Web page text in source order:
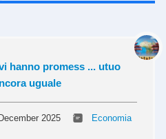
hanno promess ... utuo
uguale
2025 Economia